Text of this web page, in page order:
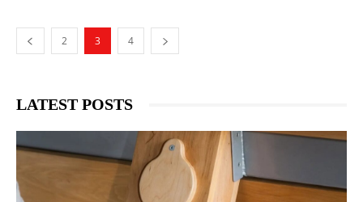
2 3 4
LATEST POSTS